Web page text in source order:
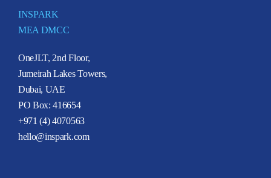
INSPARK
MEA DMCC
OneJLT, 2nd Floor,
Jumeirah Lakes Towers,
Dubai, UAE
PO Box: 416654
+971 (4) 4070563
hello@inspark.com